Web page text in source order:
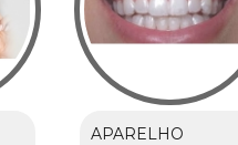
APARELHO